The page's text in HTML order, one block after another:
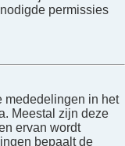
permissies
mededelingen in het
Meestal zijn deze
ervan wordt
bepaalt de